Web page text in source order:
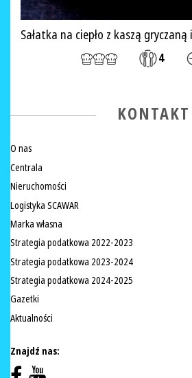
Sałatka na ciepło z kaszą
4
KONTAKT
O nas
Centrala
Nieruchomości
Logistyka SCAWAR
Marka własna
Strategia podatkowa 2022-2023
Strategia podatkowa 2023-2024
Strategia podatkowa 2024-2025
Gazetki
Aktualności
Znajdź nas: